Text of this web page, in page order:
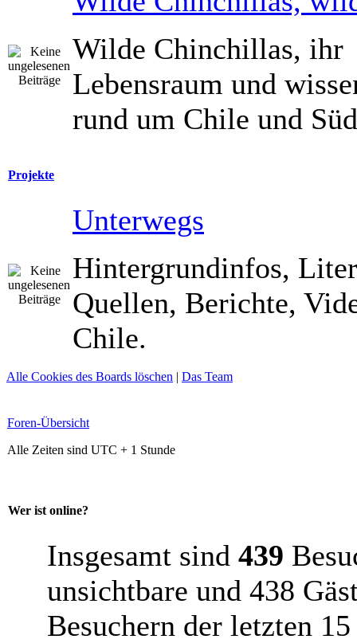
Wilde Chinchillas, ihr
Lebensraum und
rund um Chile und
Projekte
Unterwegs
Hintergrundinfos,
Quellen, Berichte,
Chile.
Alle Cookies des Boards löschen | Das Team
Foren-Übersicht
Alle Zeiten sind UTC + 1 Stunde
Wer ist online?
Insgesamt sind 439
unsichtbare und 438
Besuchern der letzten